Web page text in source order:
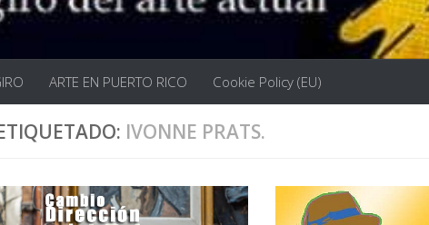
ARTE EN PUERTO RICO Cookie Policy (EU)
IVONNE PRATS.